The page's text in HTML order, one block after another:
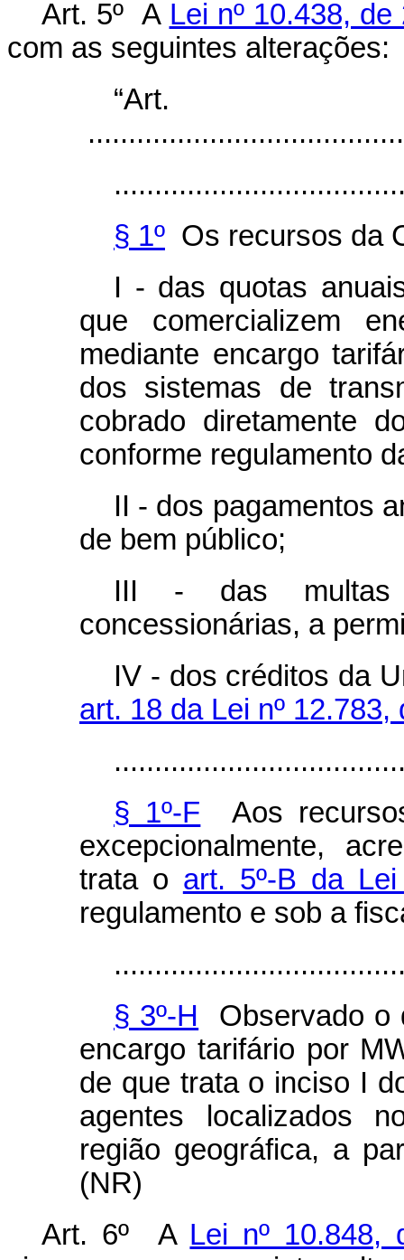
Art. 5º A Lei nº 10.438,
com as seguintes alterações:
§ 1º Os recursos da
I - das quotas
que comercializem
mediante encargo
dos sistemas de
cobrado diretamente
conforme regulamento
II - dos pagamentos
de bem público;
III - das multas
concessionárias, a
IV - dos créditos da
art. 18 da Lei nº
§ 1º-F Aos
excepcionalmente,
trata o art. 5º-B da
regulamento e sob a
§ 3º-H Observado o
encargo tarifário por
de que trata o inciso I
agentes localizados
região geográfica, a
(NR)
Art. 6º A Lei nº 10.848,